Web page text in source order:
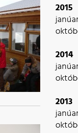
2015
2014
2013